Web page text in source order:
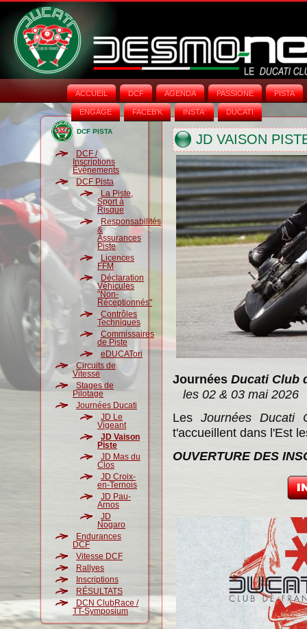
ACCUEIL DCF AGENDA PASSIONE PISTA
ENGAGE FACEB'K INSTA‘ DUCATI
DCF PISTA
DCF /
Inscriptions
Évènements
DCF Pista
La Piste,
Sport à
Risque
Responsabilités
&
Assurances
Piste
Licences
FFM
Déclaration
Véhicules
"Non-
Réceptionnés"
Contrôles
Techniques
Commissaires
de Piste
eDUCATori
Circuits de
Vitesse
Stages de
Pilotage
Journées Ducati
JD Le
Vigeant
JD Vaison
Piste
JD Mas du
Clos
JD Croix-
en-Ternois
JD Pau-
Arnos
JD
Nogaro
Endurances
DCF
Vitesse DCF
Rallyes
Inscriptions
RÉSULTATS
DCN ClubRace /
TT-Symposium
JD VAISON
Journées Ducati Club
les 02 & 03 mai 2026
Les Journées Ducati
t'accueillent dans l'Est
OUVERTURE DES